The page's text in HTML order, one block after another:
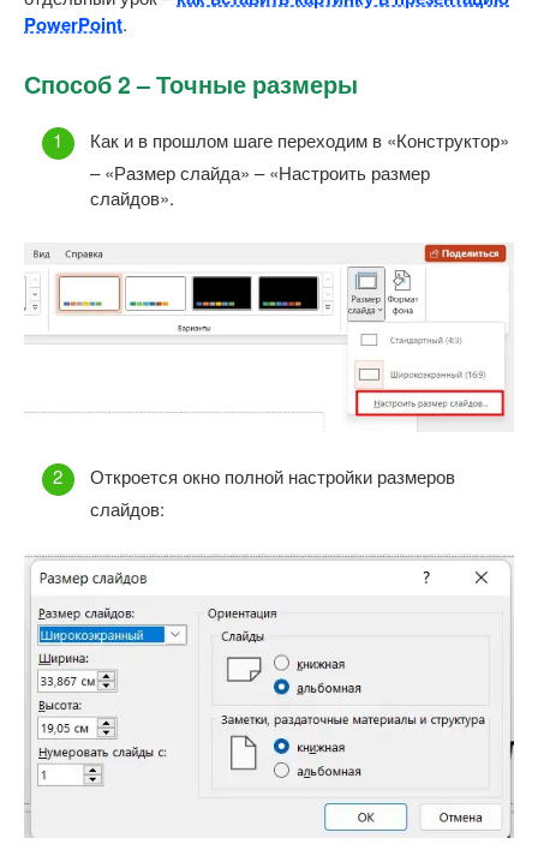
PowerPoint.
Способ 2 – Точные размеры
Как и в прошлом шаге переходим в «Конструктор»
– «Размер слайда» – «Настроить размер
слайдов».
Откроется окно полной настройки размеров
слайдов: